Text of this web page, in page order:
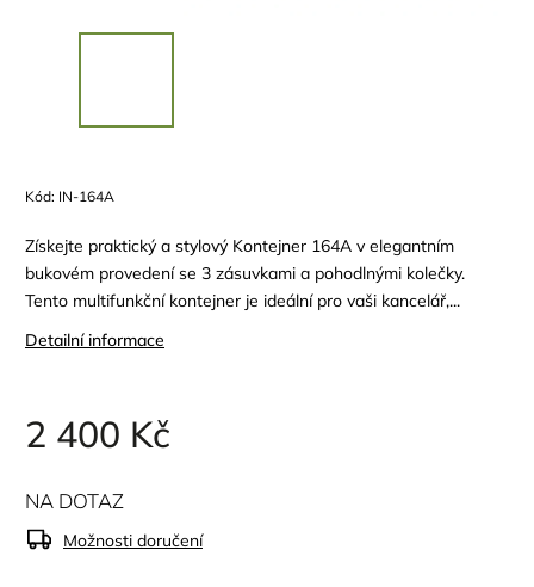
Kód: IN-164A
Získejte praktický a stylový Kontejner 164A v elegantním
bukovém provedení se 3 zásuvkami a pohodlnými kolečky.
Tento multifunkční kontejner je ideální pro vaši kancelář,...
Detailní informace
2 400 Kč
NA DOTAZ
Možnosti doručení